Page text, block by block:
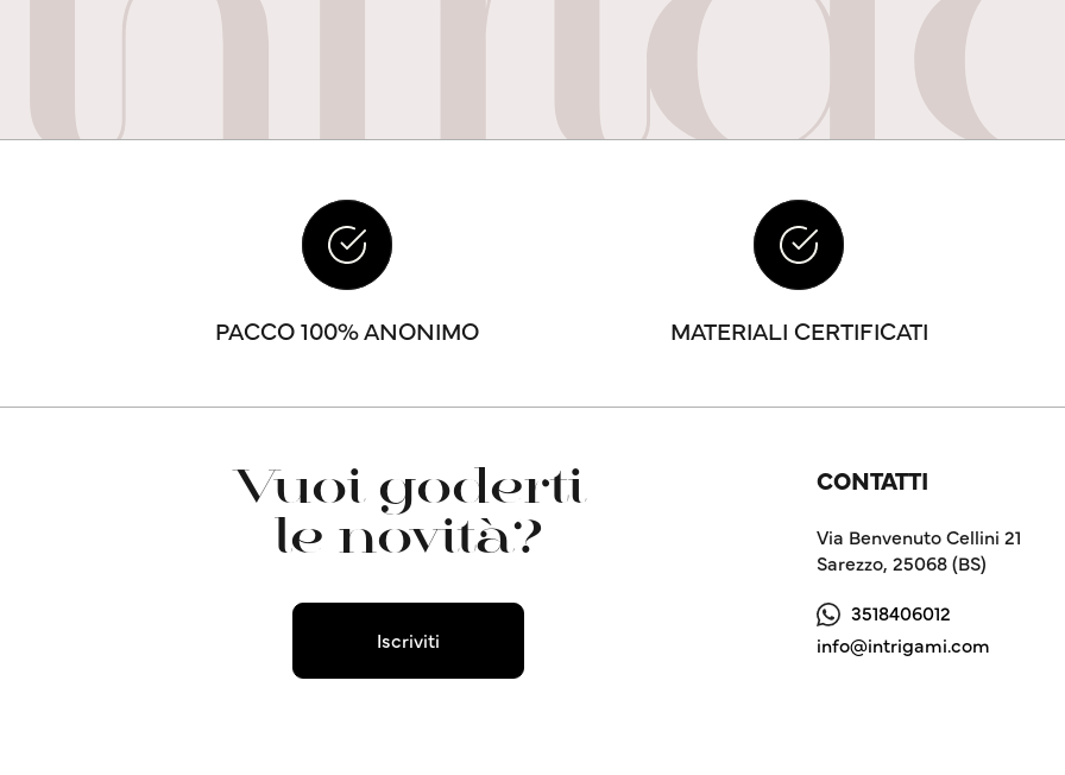
PACCO 100% ANONIMO MATERIALI CERTIFICATI
Vuoi goderti
le novità?
Iscriviti
CONTATTI
Via Benvenuto Cellini 21
Sarezzo, 25068 (BS)
3518406012
info@intrigami.com